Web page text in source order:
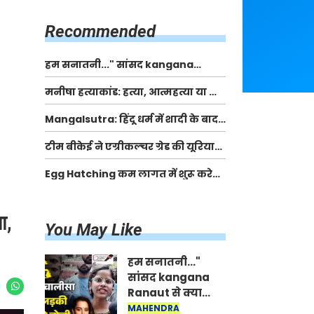
Recommended
हम सनातनी..." सांसद kangana
Ranaut से क्या बोली लड़की? Viral
Jantar-Mantar | CJP protest
मनीषा हत्याकांड: हत्या, आत्महत्या या कोई बड़ा राज?
| Full Story | Josh Haryana
Mangalsutra: हिंदू धर्म में शादी के बाद
मंगलसूत्र क्यों पहनती है महिलाएं, किसने
शुरु की ये परंपरा
टीम बीकेई ने एग्रीकल्चर ग्रेड की यूरिया
खाद गट्टों में बदलकर टेक्निकल ग्रेड में
बेचने वालों पर करवाई कार्रवाई:
Egg Hatching कम लागत में शुरू करे
You May Like
हम सनातनी..."
सांसद kangana
Ranaut से क्या
बोली लड़की? Viral
MAHENDRA